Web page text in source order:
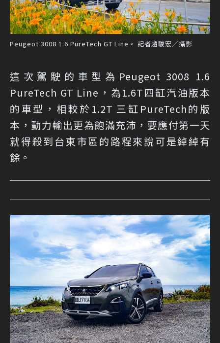
Peugeot 3008 1.6 PureTech GT Line。 記者趙駿宏／攝影
這次駕駛的車型為Peugeot 3008 1.6
PureTech GT Line，為1.6T四缸汽油版本
的車型，相較於1.2T 三缸PureTech的版
本，動力輸出更為飽滿充沛，要應付第一天
就得殺到台東市區的路程來說可是綽綽有
餘。